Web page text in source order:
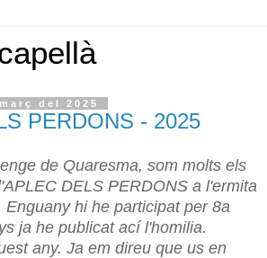
del 2025
PERDONS - 2025
de Quaresma, som molts els
DELS PERDONS a l'ermita
hi he participat per 8a
ja he publicat ací l'homilia.
any. Ja em direu que us en